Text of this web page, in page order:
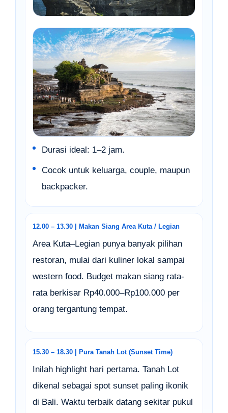
Durasi ideal: 1–2 jam.
Cocok untuk keluarga, couple, maupun
backpacker.
12.00 – 13.30 | Makan Siang Area Kuta / Legian
Area Kuta–Legian punya banyak pilihan
restoran, mulai dari kuliner lokal sampai
western food. Budget makan siang rata-
rata berkisar Rp40.000–Rp100.000 per
orang tergantung tempat.
15.30 – 18.30 | Pura Tanah Lot (Sunset Time)
Inilah highlight hari pertama. Tanah Lot
dikenal sebagai spot sunset paling ikonik
di Bali. Waktu terbaik datang sekitar pukul